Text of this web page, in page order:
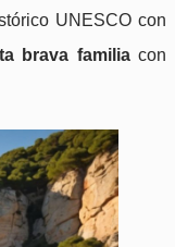
UNESCO con
brava familiacon